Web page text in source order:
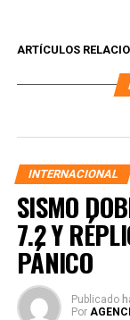
ARTÍCULOS
INTERNACIONAL
SISMO
7.2 Y
PÁNICO
Publicado
Por